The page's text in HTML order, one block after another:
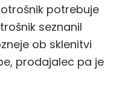
potrebuje
seznanil
ob sklenitvi
prodajalec pa je